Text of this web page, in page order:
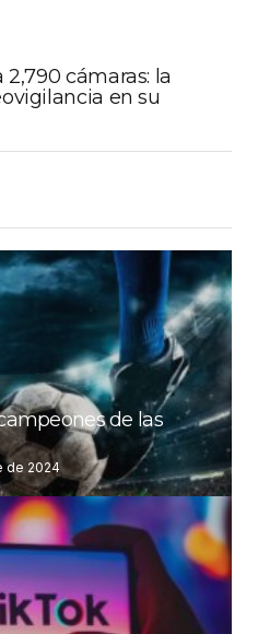
cámaras: la
en su
de las
de 2024